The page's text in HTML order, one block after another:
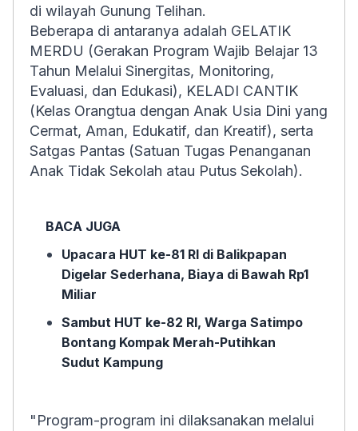
di wilayah Gunung Telihan.
Beberapa di antaranya adalah GELATIK
MERDU (Gerakan Program Wajib Belajar 13
Tahun Melalui Sinergitas, Monitoring,
Evaluasi, dan Edukasi), KELADI CANTIK
(Kelas Orangtua dengan Anak Usia Dini yang
Cermat, Aman, Edukatif, dan Kreatif), serta
Satgas Pantas (Satuan Tugas Penanganan
Anak Tidak Sekolah atau Putus Sekolah).
BACA JUGA
Upacara HUT ke-81 RI di Balikpapan
Digelar Sederhana, Biaya di Bawah Rp1
Miliar
Sambut HUT ke-82 RI, Warga Satimpo
Bontang Kompak Merah-Putihkan
Sudut Kampung
"Program-program ini dilaksanakan melalui